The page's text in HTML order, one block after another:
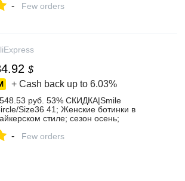
from Consumer Electronics on
- Few orders
$
+ Cash back up to 6.03%
руб. 53% СКИДКА|Smile
Size36 41; Женские ботинки в
стиле; сезон осень;
на шнуровке с круглым носком;
- Few orders